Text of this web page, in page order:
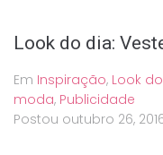
Look do dia:
Em Inspiração, Look
moda, Publicidade
Postou outubro 26,